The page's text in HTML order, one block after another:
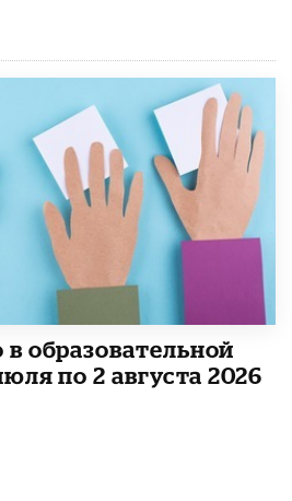
образовательной
по 2 августа 2026